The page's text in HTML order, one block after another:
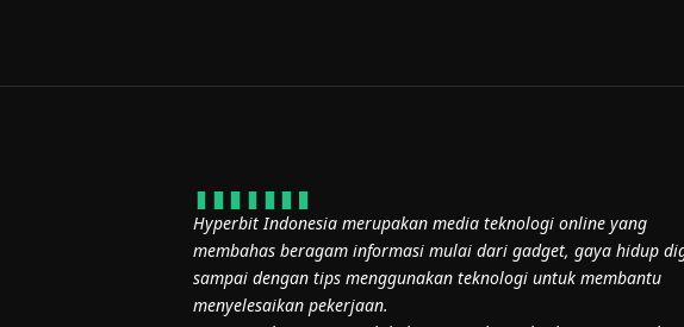
Hyperbit Indonesia merupakan media teknologi online yang
membahas beragam informasi mulai dari gadget, gaya hidup
sampai dengan tips menggunakan teknologi untuk membantu
menyelesaikan pekerjaan.